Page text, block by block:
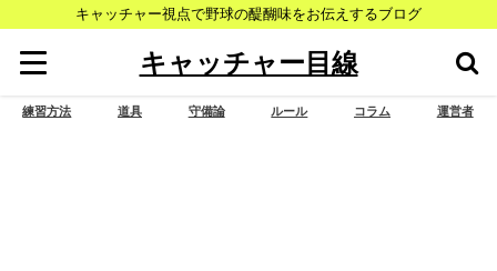
キャッチャー視点で野球の醍醐味をお伝えするブログ
キャッチャー目線
練習方法 道具 守備論 ルール コラム 運営者